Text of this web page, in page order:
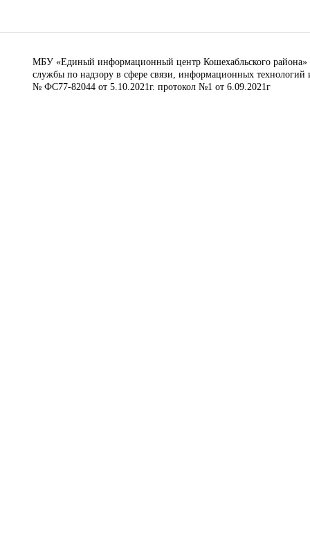
МБУ «Единый информационный центр Кошехабльского района»
службы по надзору в сфере связи, информационных
№ ФС77-82044 от 5.10.2021г. протокол №1 от 6.09.2021г